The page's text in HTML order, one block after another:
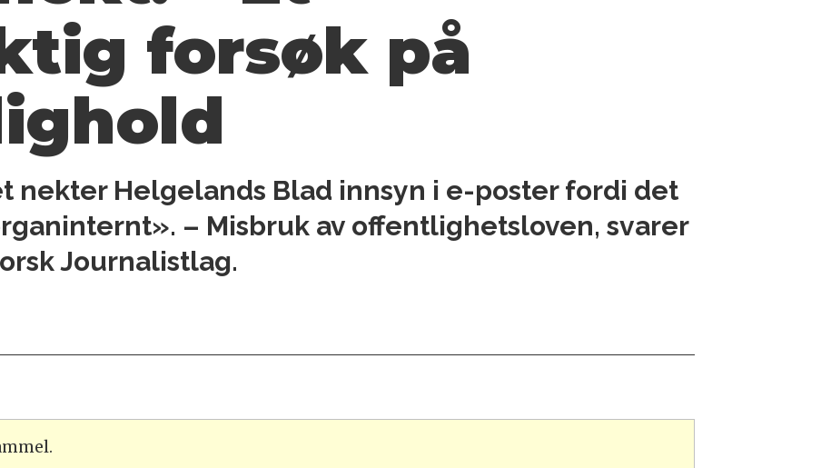
forsøk på
nekter Helgelands Blad innsyn i e-poster fordi det
– Misbruk av offentlighetsloven, svarer
Journalistlag.